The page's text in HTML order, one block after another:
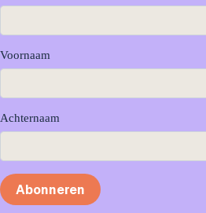
Voornaam
Achternaam
Abonneren